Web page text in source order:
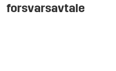
forsvarsavtale